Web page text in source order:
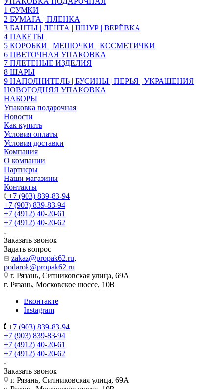
1 СУМКИ
2 БУМАГА | ПЛЕНКА
3 БАНТЫ | ЛЕНТА | ШНУР | ВЕРЁВКА
4 ПАКЕТЫ
5 КОРОБКИ | МЕШОЧКИ | КОСМЕТИЧКИ
6 ЦВЕТОЧНАЯ УПАКОВКА
7 ПЛЕТЕНЫЕ ИЗДЕЛИЯ
8 ШАРЫ
9 НАПОЛНИТЕЛЬ | БУСИНЫ | ПЕРЬЯ | УКРАШЕНИЯ
НОВОГОДНЯЯ УПАКОВКА
НАБОРЫ
Упаковка подарочная
Новости
Как купить
Условия оплаты
Условия доставки
Компания
О компании
Партнеры
Наши магазины
Контакты
+7 (903) 839-83-94
+7 (903) 839-83-94
+7 (4912) 40-20-61
+7 (4912) 40-20-62
Заказать звонок
Задать вопрос
zakaz@propak62.ru,
podarok@propak62.ru
г. Рязань, Ситниковская улица, 69А
г. Рязань, Московское шоссе, 10В
Вконтакте
Instagram
+7 (903) 839-83-94
+7 (903) 839-83-94
+7 (4912) 40-20-61
+7 (4912) 40-20-62
Заказать звонок
г. Рязань, Ситниковская улица, 69А